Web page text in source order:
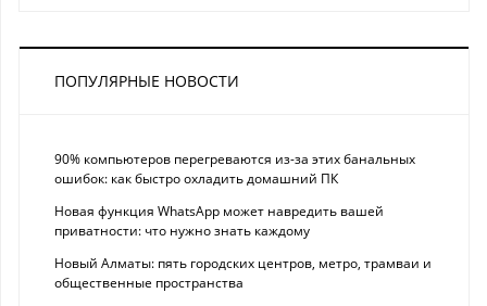
ПОПУЛЯРНЫЕ НОВОСТИ
90% компьютеров перегреваются из-за этих банальных
ошибок: как быстро охладить домашний ПК
Новая функция WhatsApp может навредить вашей
приватности: что нужно знать каждому
Новый Алматы: пять городских центров, метро, трамваи и
общественные пространства